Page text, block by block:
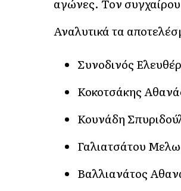
Αναλυτικά τα
Συνοδινός
Κοκοτσάκης
Κουνάδη
Γαλιατσάτου
Βαλλιανάτος